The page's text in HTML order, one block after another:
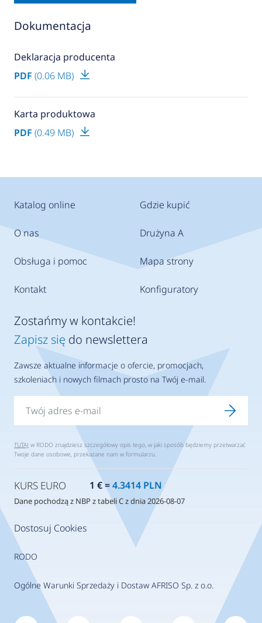
Dokumentacja
Deklaracja producenta
PDF (0.06 MB)
Karta produktowa
PDF (0.49 MB)
Katalog online
O nas
Obsługa i pomoc
Kontakt
Gdzie kupić
Drużyna A
Mapa strony
Konfiguratory
Dostosuj Cookies
RODO
Ogólne Warunki Sprzedaży i Dostaw AFRISO Sp. z o.o.
Zostańmy w kontakcie!
Zapisz się do newslettera
Zawsze aktualne informacje o ofercie, promocjach,
szkoleniach i nowych filmach prosto na Twój e-mail.
TUTAJ w RODO znajdziesz szczegółowy opis tego, w jaki sposób będziemy przetwarzać
Twoje dane osobowe, przekazane nam w formularzu.
KURS EURO 1 € =4.3414 PLN
Dane pochodzą z NBP z tabeli C z dnia 2026-08-07